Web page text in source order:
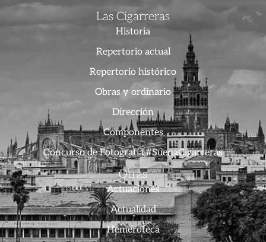
Las Cigarreras
Historia
Repertorio actual
Repertorio histórico
Obras y ordinario
Dirección
Componentes
Concurso de Fotografía #SuenaCigarreras
Otras
Actuaciones
Actualidad
Hemeroteca